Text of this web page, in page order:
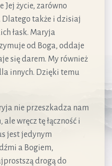
Jej życie, zarówno
także i dzisiaj
łask. Maryja
od Boga, oddaje
się darem. My również
innych. Dzięki temu
nie przeszkadza nam
ale wręcz tę łączność i
jest jedynym
a Bogiem,
drogą do